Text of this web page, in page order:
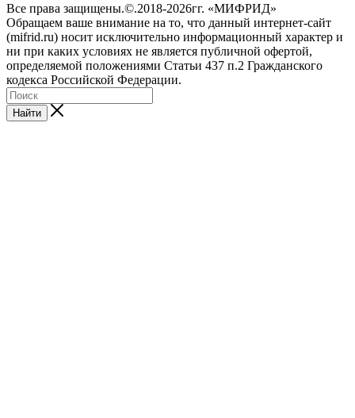
Все права защищены.©.2018-2026гг. «МИФРИД»
Обращаем ваше внимание на то, что данный интернет-сайт
(mifrid.ru) носит исключительно информационный характер и
ни при каких условиях не является публичной офертой,
определяемой положениями Статьи 437 п.2 Гражданского
кодекса Российской Федерации.
Найти